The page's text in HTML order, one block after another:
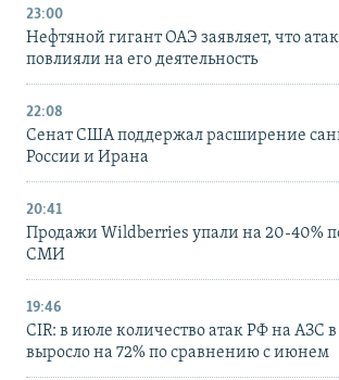
23:00
Нефтяной гигант ОАЭ заявляет, что
повлияли на его деятельность
22:08
Сенат США поддержал расширение
России и Ирана
20:41
Продажи Wildberries упали на 20-40%
СМИ
19:46
CIR: в июле количество атак РФ на АЗС
выросло на 72% по сравнению с июнем